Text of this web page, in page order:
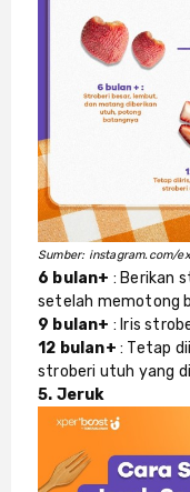
Sumber: instagram.com/
6 bulan+ : Berikan
setelah memotong
9 bulan+ : Iris
12 bulan+ : Tetap
stroberi utuh yang
5. Jeruk